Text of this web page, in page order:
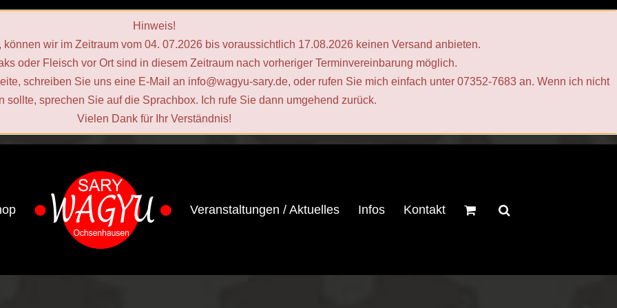
Hinweis!
wir im Zeitraum vom 04. 07.2026 bis voraussichtlich 17.08.2026 keinen Versand anbieten.
oder Fleisch vor Ort sind in diesem Zeitraum nach vorheriger Terminvereinbarung möglich.
schreiben Sie uns eine E‑Mail an info@wagyu-sary.de, oder rufen Sie mich einfach unter 07352-7683 an. Wenn ich nicht
sollte, sprechen Sie auf die Sprachbox. Ich rufe Sie dann umgehend zurück.
Vielen Dank für Ihr Verständnis!
Veranstaltungen / Aktuelles Infos Kontakt